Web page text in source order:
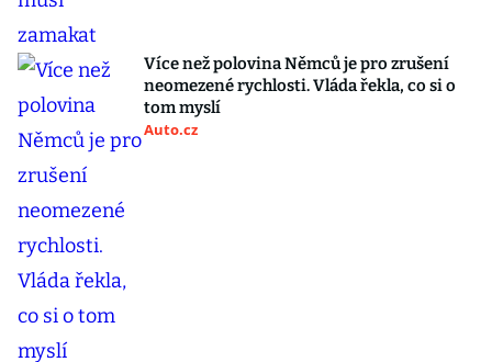
Více než polovina Němců je pro zrušení
neomezené rychlosti. Vláda řekla, co si o
tom myslí
Auto.cz